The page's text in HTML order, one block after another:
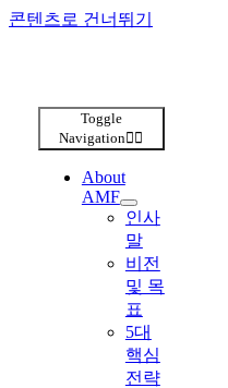
콘텐츠로 건너뛰기
Toggle
Navigation
About
AMF
인사
말
비전
및 목
표
5대
핵심
전략